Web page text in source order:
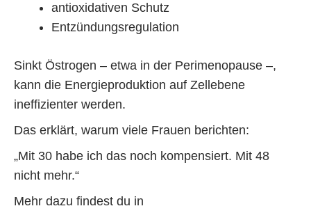
antioxidativen Schutz
Entzündungsregulation
Sinkt Östrogen – etwa in der Perimenopause –,
kann die Energieproduktion auf Zellebene
ineffizienter werden.
Das erklärt, warum viele Frauen berichten:
„Mit 30 habe ich das noch kompensiert. Mit 48
nicht mehr.“
Mehr dazu findest du in